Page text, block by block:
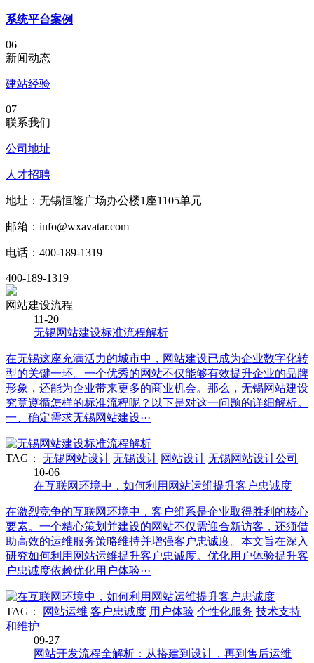
系统平台案例
06
新闻动态
建站经验
07
联系我们
公司地址
人才招聘
地址：无锡恒隆广场办公楼1座1105单元
邮箱：info@wxavatar.com
电话：400-189-1319
400-189-1319
网站建设流程
11-20
无锡网站建设标准流程解析
在无锡这座充满活力的城市中，网站建设已成为企业数字化转
型的关键一环。一个优秀的网站不仅能够有效提升企业的品牌
形象，还能为企业带来更多的商业机会。那么，无锡网站建设
究竟遵循怎样的标准流程呢？以下是对这一问题的详细解析。
一、确定需求无锡网站建设···
TAG： 无锡网站设计 无锡设计 网站设计 无锡网站设计公司
10-06
在互联网环境中，如何利用网站运维提升客户忠诚度
在激烈竞争的互联网环境中，客户维系是企业取得胜利的核心
要素。一个精心策划并建设的网站不仅需迎合新访客，还须借
助高效的运维服务策略维持并增强客户忠诚度。本文旨在深入
研究如何利用网站运维提升客户忠诚度。优化用户体验提升客
户忠诚度依赖优化用户体验···
TAG： 网站运维 客户忠诚度 用户体验 个性化服务 技术支持
和维护
09-27
网站开发流程全解析：从搭建到设计，再到售后运维